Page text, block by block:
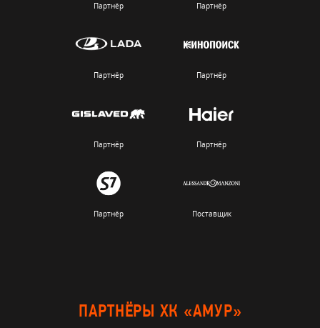
Партнёр Партнёр
Партнёр Партнёр
Партнёр Партнёр
Партнёр Поставщик
ПАРТНЁРЫ ХК «АМУР»